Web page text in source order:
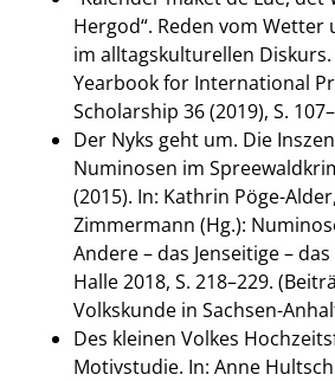
Hergod“. Reden vom
im alltagskulturellen
Yearbook for International
Scholarship 36 (2019), S.
Der Nyks geht um. Die
Numinosen im
(2015). In: Kathrin Pöge-
Zimmermann (Hg.):
Andere – das Jenseitige –
Halle 2018, S. 218–229.
Volkskunde in Sachsen-
Des kleinen Volkes
Motivstudie. In: Anne